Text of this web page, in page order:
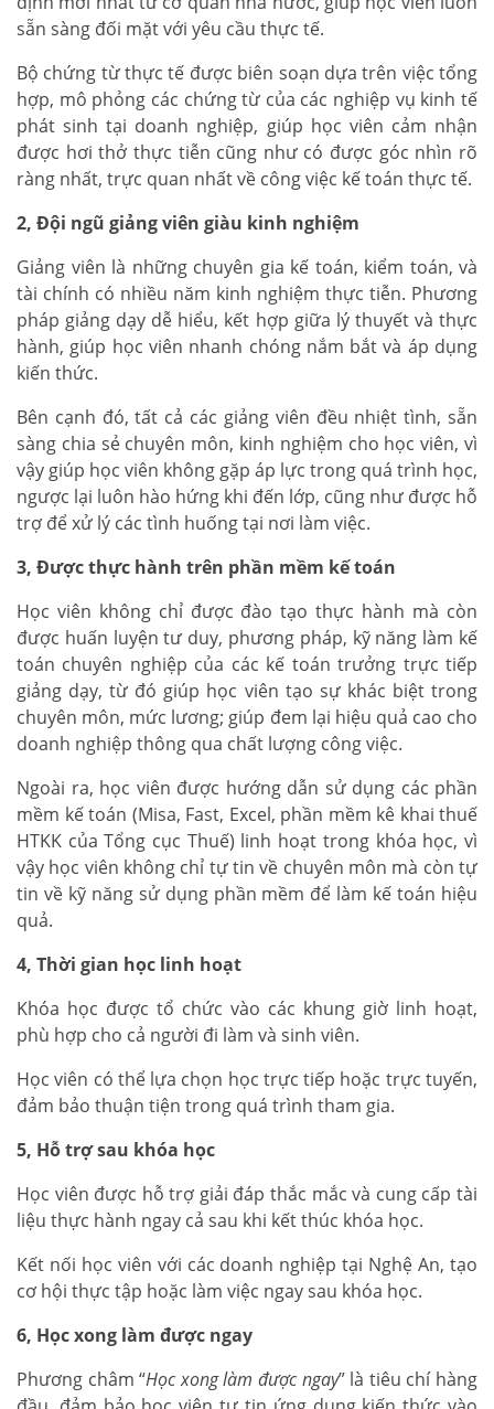
sẵn sàng đối mặt với yêu cầu thực tế.
Bộ chứng từ thực tế được biên soạn dựa trên việc tổng
hợp, mô phỏng các chứng từ của các nghiệp vụ kinh tế
phát sinh tại doanh nghiệp, giúp học viên cảm nhận
được hơi thở thực tiễn cũng như có được góc nhìn rõ
ràng nhất, trực quan nhất về công việc kế toán thực tế.
2, Đội ngũ giảng viên giàu kinh nghiệm
Giảng viên là những chuyên gia kế toán, kiểm toán, và
tài chính có nhiều năm kinh nghiệm thực tiễn. Phương
pháp giảng dạy dễ hiểu, kết hợp giữa lý thuyết và thực
hành, giúp học viên nhanh chóng nắm bắt và áp dụng
kiến thức.
Bên cạnh đó, tất cả các giảng viên đều nhiệt tình, sẵn
sàng chia sẻ chuyên môn, kinh nghiệm cho học viên, vì
vậy giúp học viên không gặp áp lực trong quá trình học,
ngược lại luôn hào hứng khi đến lớp, cũng như được hỗ
trợ để xử lý các tình huống tại nơi làm việc.
3, Được thực hành trên phần mềm kế toán
Học viên không chỉ được đào tạo thực hành mà còn
được huấn luyện tư duy, phương pháp, kỹ năng làm kế
toán chuyên nghiệp của các kế toán trưởng trực tiếp
giảng dạy, từ đó giúp học viên tạo sự khác biệt trong
chuyên môn, mức lương; giúp đem lại hiệu quả cao cho
doanh nghiệp thông qua chất lượng công việc.
Ngoài ra, học viên được hướng dẫn sử dụng các phần
mềm kế toán (Misa, Fast, Excel, phần mềm kê khai thuế
HTKK của Tổng cục Thuế) linh hoạt trong khóa học, vì
vậy học viên không chỉ tự tin về chuyên môn mà còn tự
tin về kỹ năng sử dụng phần mềm để làm kế toán hiệu
quả.
4, Thời gian học linh hoạt
Khóa học được tổ chức vào các khung giờ linh hoạt,
phù hợp cho cả người đi làm và sinh viên.
Học viên có thể lựa chọn học trực tiếp hoặc trực tuyến,
đảm bảo thuận tiện trong quá trình tham gia.
5, Hỗ trợ sau khóa học
Học viên được hỗ trợ giải đáp thắc mắc và cung cấp tài
liệu thực hành ngay cả sau khi kết thúc khóa học.
Kết nối học viên với các doanh nghiệp tại Nghệ An, tạo
cơ hội thực tập hoặc làm việc ngay sau khóa học.
6, Học xong làm được ngay
Phương châm “Học xong làm được ngay” là tiêu chí hàng